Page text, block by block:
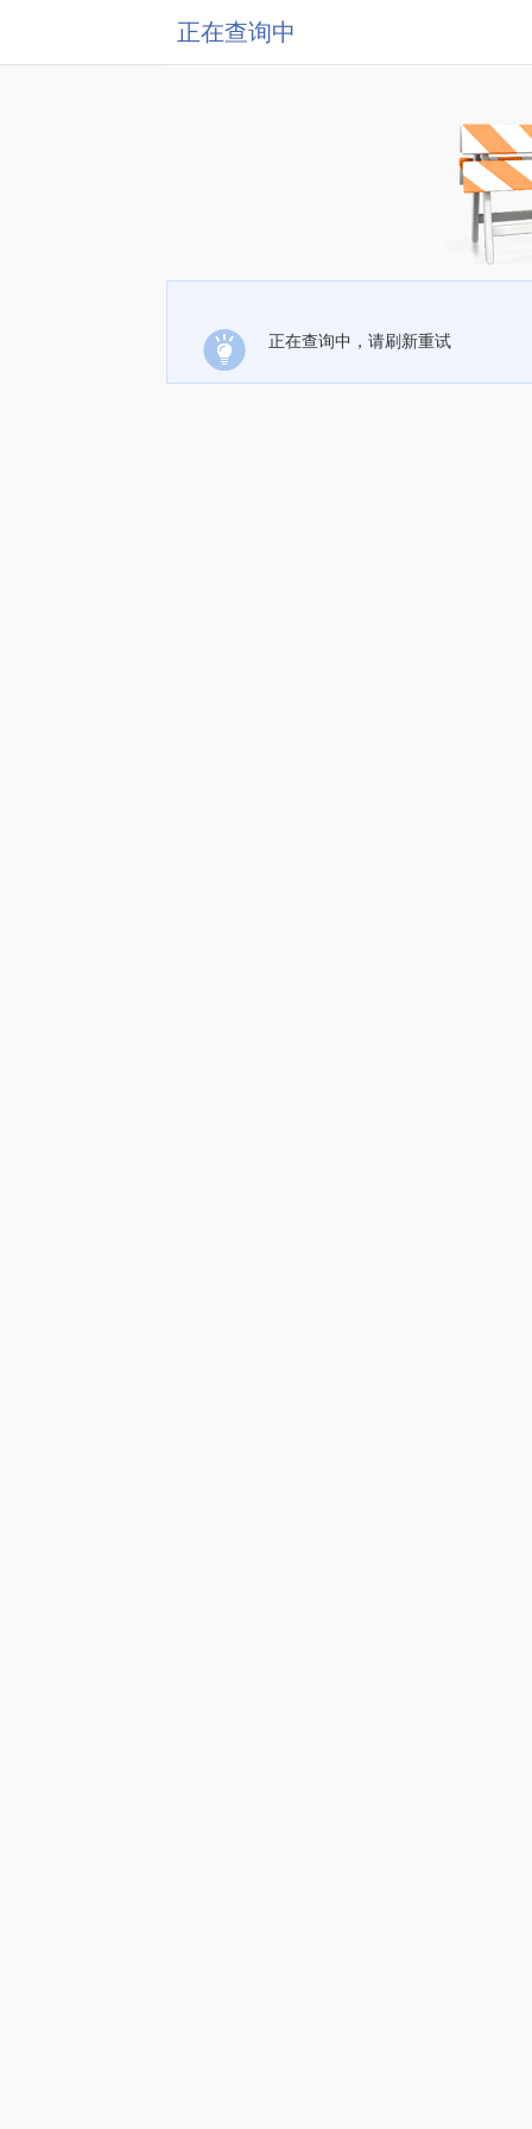
正在查询中
正在查询中，请刷新重试